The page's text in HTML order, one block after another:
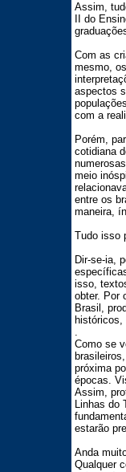
Assim,
II do
Com as
mesmo,
aspectos
com a
Porém,
cotidiana
meio
entre os
maneira,
Tudo isso
Dir-se-ia,
isso,
obter. Por
Brasil,
.
Como se
próxima
épocas.
Assim,
Linhas do
estarão
Anda
Qualquer